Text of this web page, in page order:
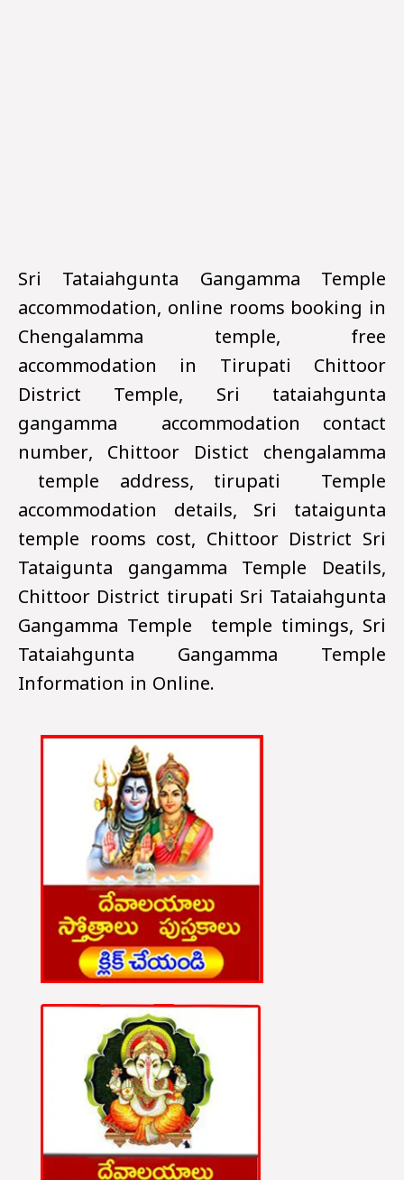
Sri Tataiahgunta Gangamma Temple
accommodation, online rooms booking in
Chengalamma temple, free
accommodation in Tirupati Chittoor
District Temple, Sri tataiahgunta
gangamma accommodation contact
number, Chittoor Distict chengalamma
temple address, tirupati Temple
accommodation details, Sri tataigunta
temple rooms cost, Chittoor District Sri
Tataigunta gangamma Temple Deatils,
Chittoor District tirupati Sri Tataiahgunta
Gangamma Temple temple timings, Sri
Tataiahgunta Gangamma Temple
Information in Online.